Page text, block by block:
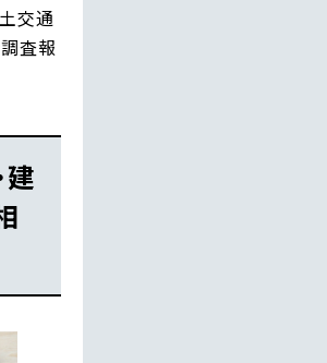
交通
査報
建